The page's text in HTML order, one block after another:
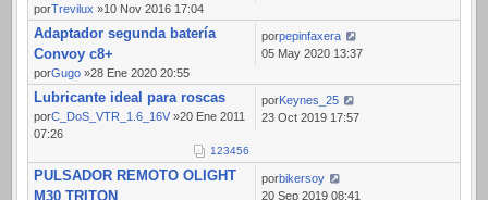
porTrevilux »10 Nov 2016 17:04
Adaptador segunda batería
Convoy c8+
porGugo »28 Ene 2020 20:55
porpepinfaxera
05 May 2020 13:37
Lubricante ideal para roscas
porC_DoS_VTR_1.6_16V »20 Ene 2011
07:26
123456
porKeynes_25
23 Oct 2019 17:57
PULSADOR REMOTO OLIGHT
M30 TRITON
porbikersoy
20 Sep 2019 08:41